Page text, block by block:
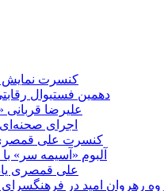
کنسرت‌
دهمین فستیوال
علیرضا قربانی
اجرای
کنسرت علی قمصری
آلبوم «آسیمه سر»
علی قمصری
رهروان امید در